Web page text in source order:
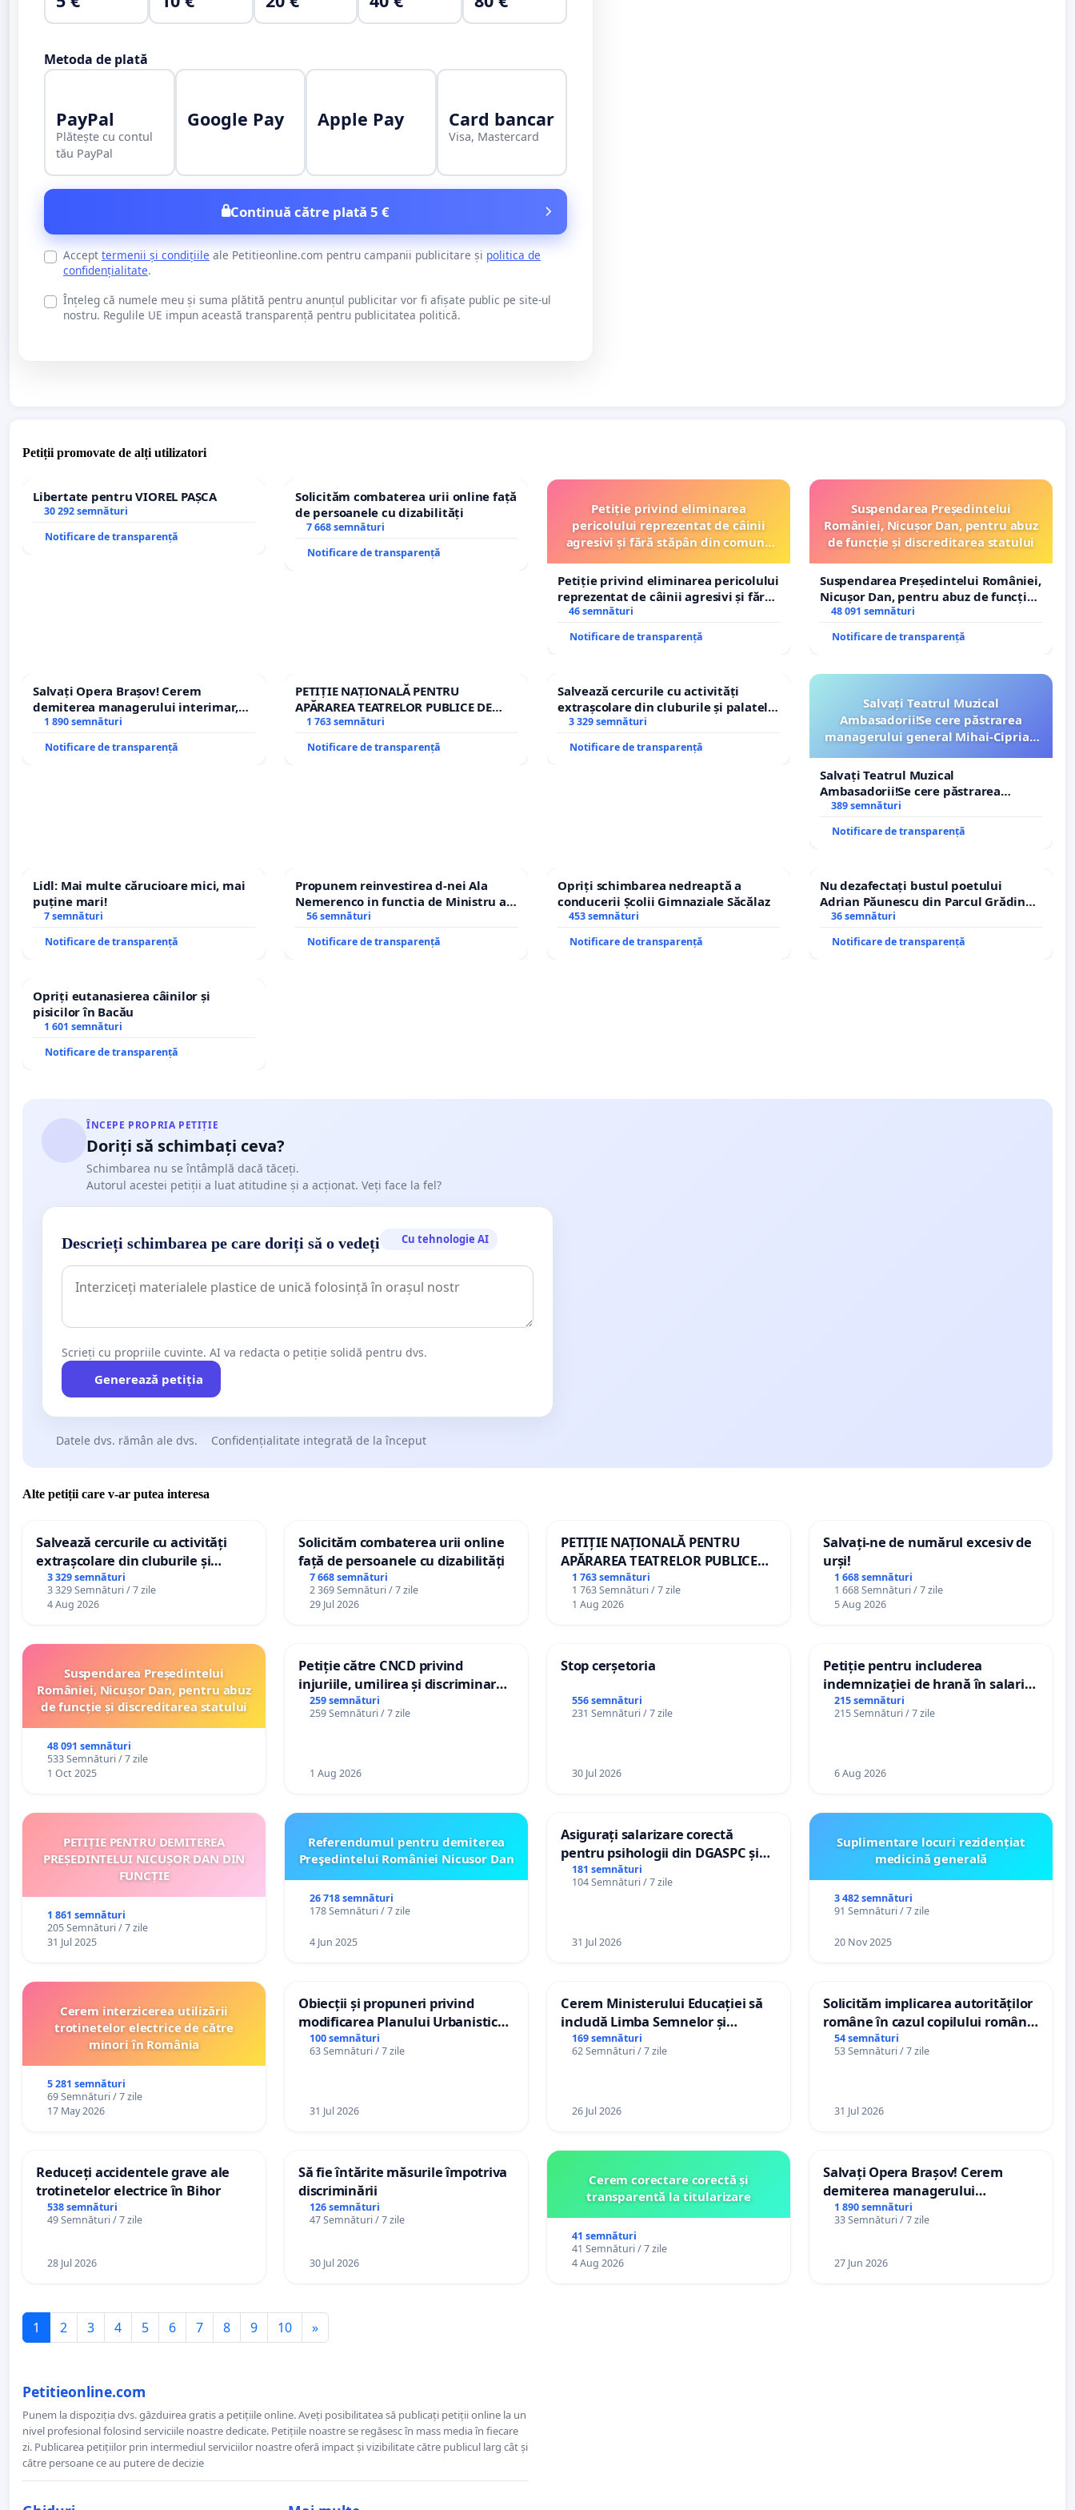
Metoda de plată
PayPal
Plătește cu contul
tău PayPal
Google Pay Apple Pay Card bancar
Visa, Mastercard
Continuă către plată 5 €
Accept termenii și condițiile ale Petitieonline.com pentru campanii publicitare și politica de
confidențialitate.
Înțeleg că numele meu și suma plătită pentru anunțul publicitar vor fi afișate public pe site-ul
nostru. Regulile UE impun această transparență pentru publicitatea politică.
Petiții promovate de alți utilizatori
Libertate pentru VIOREL PAȘCA
30 292 semnături
Notificare de transparență
Solicităm combaterea urii online față
de persoanele cu dizabilități
7 668 semnături
Notificare de transparență
Petiție privind eliminarea
pericolului reprezentat de câinii
agresivi și fără stăpân din comuna
Petiție privind eliminarea pericolului
reprezentat de câinii agresivi și fără
stăpân din comuna Tunari
46 semnături
Notificare de transparență
Suspendarea Președintelui
României, Nicușor Dan, pentru abuz
de funcție și discreditarea statului
Suspendarea Președintelui României,
Nicușor Dan, pentru abuz de funcție
și discreditarea statului
48 091 semnături
Notificare de transparență
Salvați Opera Brașov! Cerem
demiterea managerului interimar,
Petrean Lucian-Marius!
1 890 semnături
Notificare de transparență
PETIȚIE NAȚIONALĂ PENTRU
APĂRAREA TEATRELOR PUBLICE DE
REPERTORIU DIN ROMÂNIA
1 763 semnături
Notificare de transparență
Salvează cercurile cu activități
extrașcolare din cluburile și palatele
copiilor
3 329 semnături
Notificare de transparență
Salvați Teatrul Muzical
Ambasadorii!Se cere păstrarea
managerului general Mihai-Ciprian
Salvați Teatrul Muzical
Ambasadorii!Se cere păstrarea
managerului general Mihai-Ciprian
389 semnături
Notificare de transparență
Lidl: Mai multe cărucioare mici, mai
puține mari!
7 semnături
Notificare de transparență
Propunem reinvestirea d-nei Ala
Nemerenco in functia de Ministru al
Sanatatii
56 semnături
Notificare de transparență
Opriți schimbarea nedreaptă a
conducerii Școlii Gimnaziale Săcălaz
453 semnături
Notificare de transparență
Nu dezafectați bustul poetului
Adrian Păunescu din Parcul Grădina
Icoanei! Stop cenzurii culturale!
36 semnături
Notificare de transparență
Opriți eutanasierea câinilor și
pisicilor în Bacău
1 601 semnături
Notificare de transparență
ÎNCEPE PROPRIA PETIȚIE
Doriți să schimbați ceva?
Schimbarea nu se întâmplă dacă tăceți.
Autorul acestei petiții a luat atitudine și a acționat. Veți face la fel?
Descrieți schimbarea pe care doriți să o vedeți Cu tehnologie AI
Scrieți cu propriile cuvinte. AI va redacta o petiție solidă pentru dvs.
Generează petiția
Datele dvs. rămân ale dvs. Confidențialitate integrată de la început
Alte petiții care v-ar putea interesa
Salvează cercurile cu activități
extrașcolare din cluburile și
palatele copiilor
3 329 semnături
3 329 Semnături / 7 zile
4 Aug 2026
Solicităm combaterea urii online
față de persoanele cu dizabilități
7 668 semnături
2 369 Semnături / 7 zile
29 Jul 2026
PETIȚIE NAȚIONALĂ PENTRU
APĂRAREA TEATRELOR PUBLICE
DE REPERTORIU DIN ROMÂNIA
1 763 semnături
1 763 Semnături / 7 zile
1 Aug 2026
Salvați-ne de numărul excesiv de
urși!
1 668 semnături
1 668 Semnături / 7 zile
5 Aug 2026
Suspendarea Președintelui
României, Nicușor Dan, pentru abuz
de funcție și discreditarea statului
48 091 semnături
533 Semnături / 7 zile
1 Oct 2025
Petiție către CNCD privind
injuriile, umilirea și discriminarea
persoanelor cu dizabilități de
către utilizatorul TikTok „Gorici”
259 semnături
259 Semnături / 7 zile
1 Aug 2026
Stop cerșetoria
556 semnături
231 Semnături / 7 zile
30 Jul 2026
Petiție pentru includerea
indemnizației de hrană în salariul
de bază și protejarea gradațiilor
de vechime pentru asistenții
215 semnături
215 Semnături / 7 zile
6 Aug 2026
PETIȚIE PENTRU DEMITEREA
PREȘEDINTELUI NICUȘOR DAN DIN
FUNCȚIE
1 861 semnături
205 Semnături / 7 zile
31 Jul 2025
Referendumul pentru demiterea
Preşedintelui României Nicusor Dan
26 718 semnături
178 Semnături / 7 zile
4 Jun 2025
Asigurați salarizare corectă
pentru psihologii din DGASPC și
spitale
181 semnături
104 Semnături / 7 zile
31 Jul 2026
Suplimentare locuri rezidențiat
medicină generală
3 482 semnături
91 Semnături / 7 zile
20 Nov 2025
Cerem interzicerea utilizării
trotinetelor electrice de către
minori în România
5 281 semnături
69 Semnături / 7 zile
17 May 2026
Obiecții și propuneri privind
modificarea Planului Urbanistic
General al orașului Ialoveni
100 semnături
63 Semnături / 7 zile
31 Jul 2026
Cerem Ministerului Educației să
includă Limba Semnelor și
alfabetul Braille în școlile din
Republica Moldova!
169 semnături
62 Semnături / 7 zile
26 Jul 2026
Solicităm implicarea autorităților
române în cazul copilului român
Wiliam Kristian Gheorghe, aflat în
plasament în Danemarca de 12
54 semnături
53 Semnături / 7 zile
31 Jul 2026
Reduceți accidentele grave ale
trotinetelor electrice în Bihor
538 semnături
49 Semnături / 7 zile
28 Jul 2026
Să fie întărite măsurile împotriva
discriminării
126 semnături
47 Semnături / 7 zile
30 Jul 2026
Cerem corectare corectă și
transparentă la titularizare
41 semnături
41 Semnături / 7 zile
4 Aug 2026
Salvați Opera Brașov! Cerem
demiterea managerului
interimar, Petrean Lucian-Marius!
1 890 semnături
33 Semnături / 7 zile
27 Jun 2026
1 2 3 4 5 6 7 8 9 10 »
Petitieonline.com
Punem la dispoziția dvs. găzduirea gratis a petițiile online. Aveți posibilitatea să publicați petiții online la un
nivel profesional folosind serviciile noastre dedicate. Petițiile noastre se regăsesc în mass media în fiecare
zi. Publicarea petițiilor prin intermediul serviciilor noastre oferă impact și vizibilitate către publicul larg cât și
către persoane ce au putere de decizie